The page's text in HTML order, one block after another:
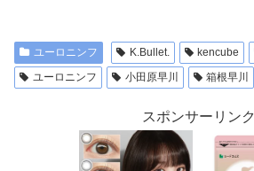
ユーロニンフ K.Bullet. kencube
ユーロニンフ
小田原早川 箱根早川
スポンサーリンク